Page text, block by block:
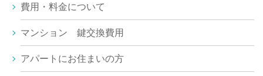
費用・料金について
マンション 鍵交換費用
アパートにお住まいの方